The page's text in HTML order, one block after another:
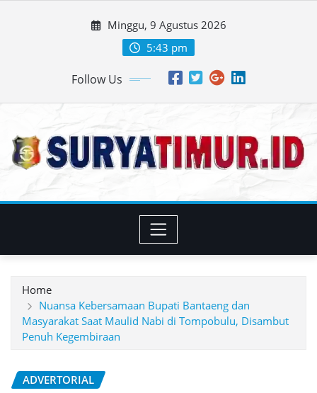
Minggu, 9 Agustus 2026
5:43 pm
Follow Us
Home
Nuansa Kebersamaan Bupati Bantaeng dan
Masyarakat Saat Maulid Nabi di Tompobulu, Disambut
Penuh Kegembiraan
ADVERTORIAL